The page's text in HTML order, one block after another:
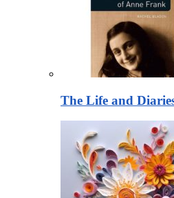
The Life and